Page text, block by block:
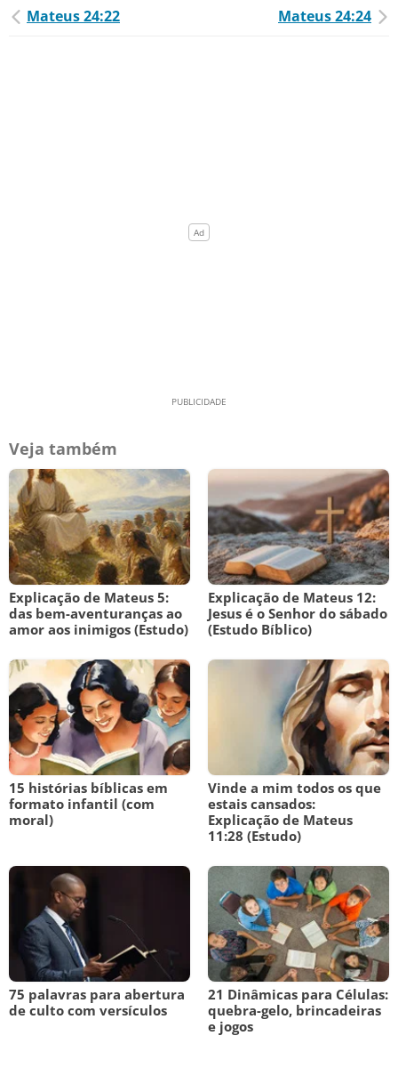
Mateus 24:22 Mateus 24:24
Veja também
Explicação de Mateus 5:
das bem-aventuranças ao
amor aos inimigos (Estudo)
Explicação de Mateus 12:
Jesus é o Senhor do sábado
(Estudo Bíblico)
15 histórias bíblicas em
formato infantil (com
moral)
Vinde a mim todos os que
estais cansados:
Explicação de Mateus
11:28 (Estudo)
75 palavras para abertura
de culto com versículos
21 Dinâmicas para Células:
quebra-gelo, brincadeiras
e jogos